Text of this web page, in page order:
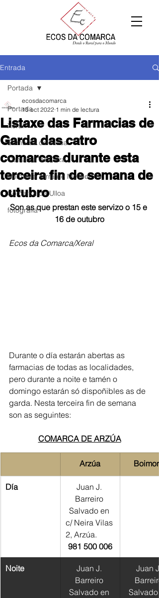
Entrada
Portada
Xeral
Comarca de Arzúa
Comarca de Deza
Comarca Terra de Melide
Comarca da Ulloa
fotografía
Portada
Listaxe das Farmacias de
Garda das catro
comarcas durante esta
terceira fin de semana de
outubro
ecosdacomarca
15 oct 2022 1 min de lectura
Son as que prestan este servizo o 15 e
16 de outubro
Ecos da Comarca/Xeral
Durante o día estarán abertas as
farmacias de todas as localidades,
pero durante a noite e tamén o
domingo estarán só dispoñibles as de
garda. Nesta terceira fin de semana
son as seguintes:
COMARCA DE ARZÚA
Arzúa
Día
Juan J.
Barreiro
Salvado en
c/ Neira Vilas
2, Arzúa.
981 500 006
Noite
Juan J.
Barreiro
Salvado en
Juan J.
Salvado